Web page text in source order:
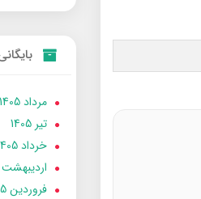
مرداد 1405
تير 1405
خرداد 1405
ارديبهشت 1405
فروردین 1405